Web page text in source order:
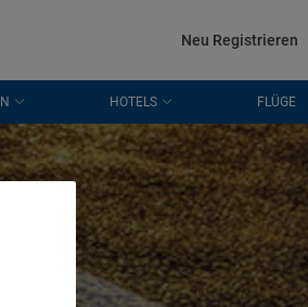
Neu Registrieren
HOTELS FLÜGE